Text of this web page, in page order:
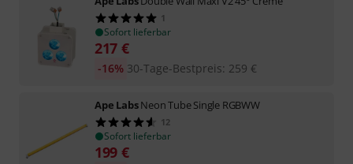
1
Sofort lieferbar
217 €
30-Tage-Bestpreis: 259 €
-16%
Ape LabsNeon Tube Single RGBWW
12
Sofort lieferbar
199 €